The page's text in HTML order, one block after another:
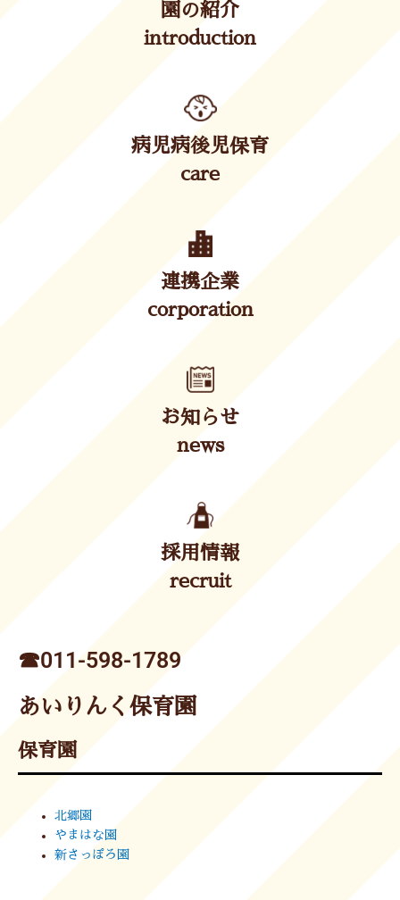
園の紹介
introduction
病児病後児保育
care
連携企業
corporation
お知らせ
news
採用情報
recruit
☎︎011-598-1789
あいりんく保育園
保育園
北郷園
やまはな園
新さっぽろ園